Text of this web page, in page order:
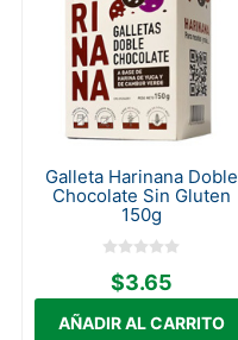
Galleta Harinana Doble
Chocolate Sin Gluten
150g
$3.65